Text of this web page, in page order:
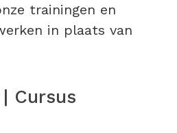
trainingen en
in plaats van
Cursus